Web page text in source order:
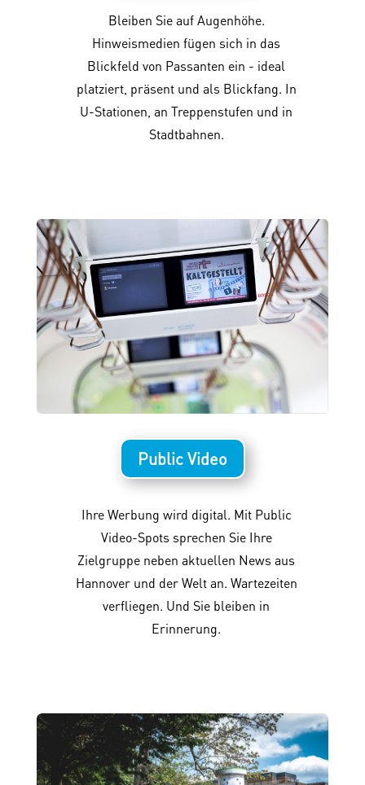
Bleiben Sie auf Augenhöhe.
Hinweismedien fügen sich in das
Blickfeld von Passanten ein - ideal
platziert, präsent und als Blickfang. In
U-Stationen, an Treppenstufen und in
Stadtbahnen.
Public Video
Ihre Werbung wird digital. Mit Public
Video-Spots sprechen Sie Ihre
Zielgruppe neben aktuellen News aus
Hannover und der Welt an. Wartezeiten
verfliegen. Und Sie bleiben in
Erinnerung.